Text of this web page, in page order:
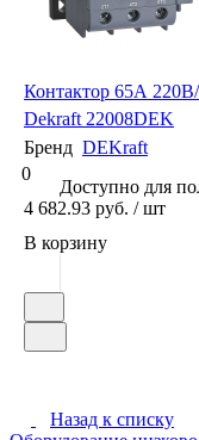
Контактор 65А
Dekraft 22008DEK
Бренд DEKraft
0
Доступно для
4 682.93 руб. / шт
В корзину
Назад к списку